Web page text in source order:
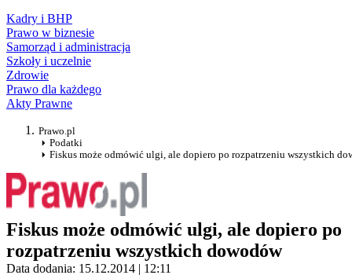
Kadry i BHP
Prawo w biznesie
Samorząd i administracja
Szkoły i uczelnie
Zdrowie
Prawo dla każdego
Akty Prawne
Prawo.pl
Podatki
Fiskus może odmówić ulgi, ale dopiero po rozpatrzeniu wszystkich
Fiskus może odmówić ulgi, ale dopiero po
rozpatrzeniu wszystkich dowodów
Data dodania: 15.12.2014 | 12:11